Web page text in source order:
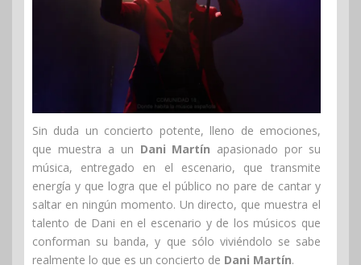
Sin duda un concierto potente, lleno de emociones,
que muestra a un Dani Martín apasionado por su
música, entregado en el escenario, que transmite
energía y que logra que el público no pare de cantar y
saltar en ningún momento. Un directo, que muestra el
talento de Dani en el escenario y de los músicos que
conforman su banda, y que sólo viviéndolo se sabe
realmente lo que es un concierto de Dani Martín.